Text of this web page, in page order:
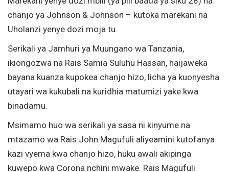
chanjo ya Johnson & Johnson – kutoka marekani na
Uholanzi yenye dozi moja tu.
Serikali ya Jamhuri ya Muungano wa Tanzania,
ikiongozwa na Rais Samia Suluhu Hassan, haijaweka
bayana kuanza kupokea chanjo hizo, licha ya kuonyesha
utayari wa kukubali na kuridhia matumizi yake kwa
binadamu.
Msimamo huo wa serikali ya sasa ni kinyume na
mtazamo wa Rais John Magufuli aliyeamini kutofanya
kazi vyema kwa chanjo hizo, huku awali akipinga
kuwepo kwa Corona nchini mwake. Rais Magufuli